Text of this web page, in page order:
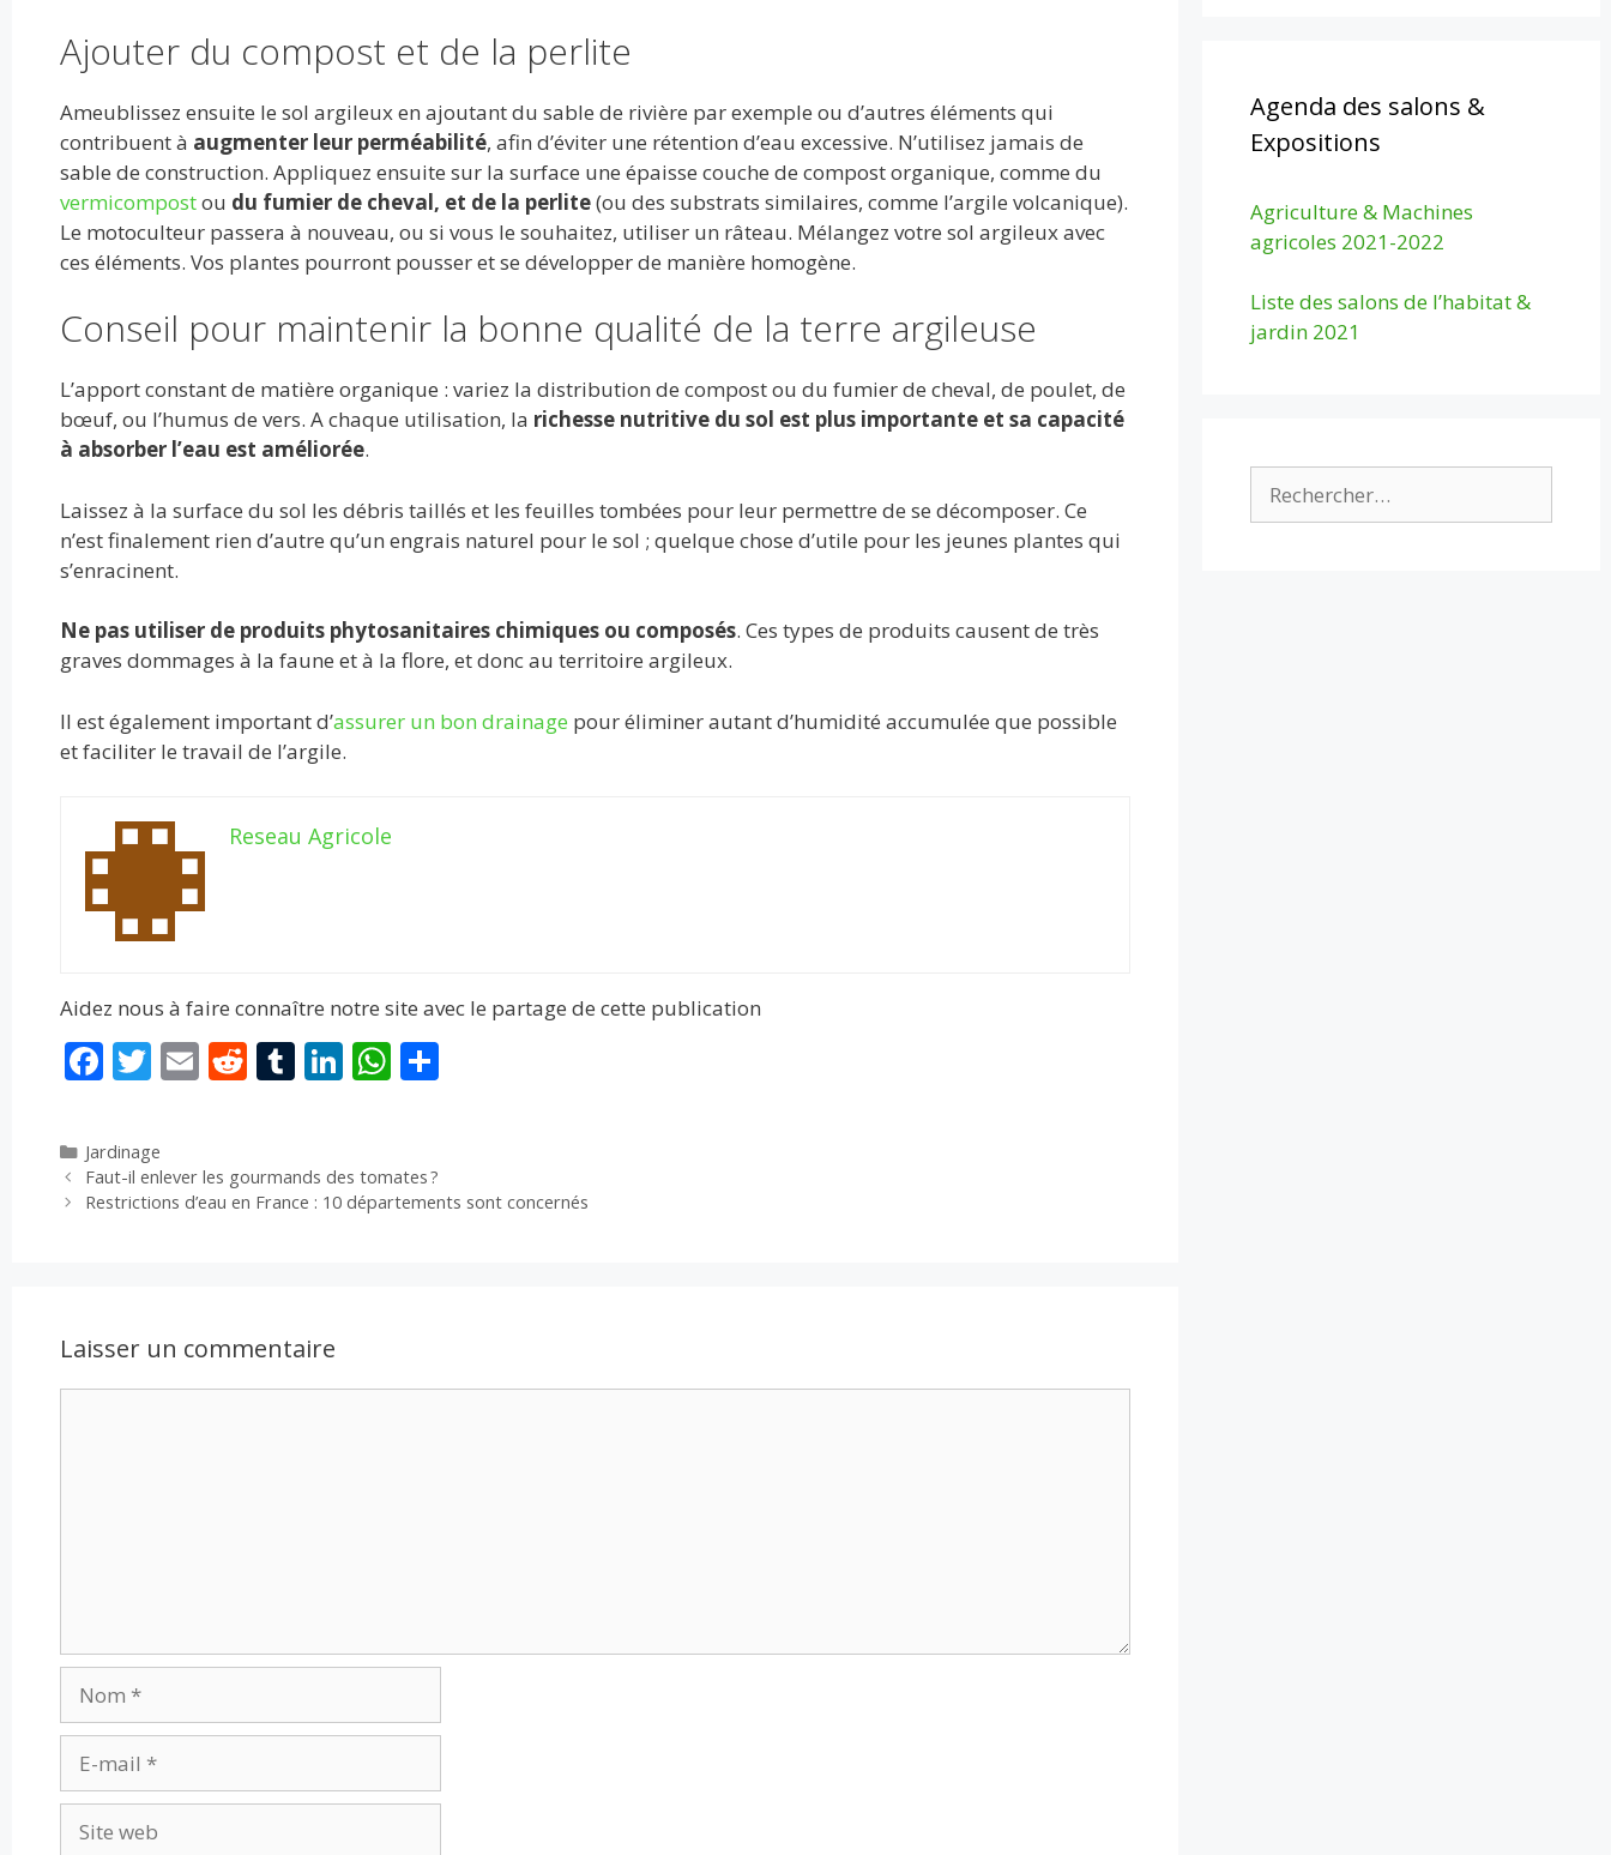
Ajouter du compost et de la perlite
Ameublissez ensuite le sol argileux en ajoutant du sable de rivière par exemple ou d’autres éléments qui
contribuent à augmenter leur perméabilité, afin d’éviter une rétention d’eau excessive. N’utilisez jamais de
sable de construction. Appliquez ensuite sur la surface une épaisse couche de compost organique, comme du
vermicompostou du fumier de cheval, et de la perlite(ou des substrats similaires, comme l’argile volcanique).
Le motoculteur passera à nouveau, ou si vous le souhaitez, utiliser un râteau. Mélangez votre sol argileux avec
ces éléments. Vos plantes pourront pousser et se développer de manière homogène.
Conseil pour maintenir la bonne qualité de la terre argileuse
L’apport constant de matière organique : variez la distribution de compost ou du fumier de cheval, de poulet, de
bœuf, ou l’humus de vers. A chaque utilisation, la richesse nutritive du sol est plus importante et sa capacité
à absorber l’eau est améliorée.
Laissez à la surface du sol les débris taillés et les feuilles tombées pour leur permettre de se décomposer. Ce
n’est finalement rien d’autre qu’un engrais naturel pour le sol ; quelque chose d’utile pour les jeunes plantes qui
s’enracinent.
Ne pas utiliser de produits phytosanitaires chimiques ou composés. Ces types de produits causent de très
graves dommages à la faune et à la flore, et donc au territoire argileux.
Il est également important d’assurer un bon drainage pour éliminer autant d’humidité accumulée que possible
et faciliter le travail de l’argile.
Reseau Agricole
Aidez nous à faire connaître notre site avec le partage de cette publication
F
e
b
o
T
itt
er
E
l
R
di
t
T
bl
r
Li
e
dI
W
s
A
P
er
Catégories
Jardinage
Faut-il enlever les gourmands des tomates ?
Restrictions d’eau en France : 10 départements sont concernés
Laisser un commentaire
mail
web
Agenda des salons &
Expositions
Agriculture & Machines
agricoles 2021-2022
Liste des salons de l’habitat &
jardin 2021